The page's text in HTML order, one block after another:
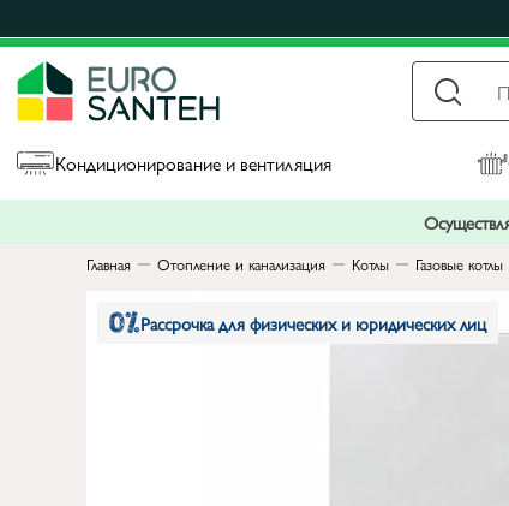
Кондиционирование и вентиляция
Главная Отопление и канализация Котлы Газовые котлы
Рассрочка для физических и юридических лиц